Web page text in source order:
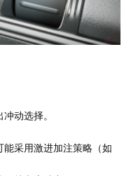
动选择。
采用激进加注策略（如